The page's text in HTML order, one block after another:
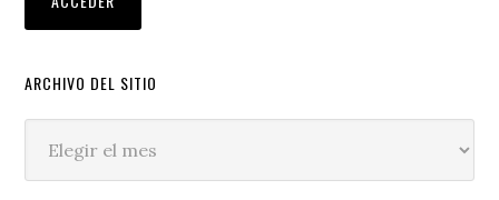
ARCHIVO DEL SITIO
del